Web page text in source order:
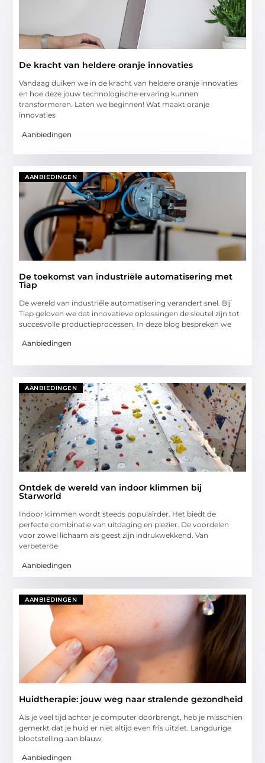
De kracht van heldere oranje innovaties
Vandaag duiken we in de kracht van heldere oranje innovaties
en hoe deze jouw technologische ervaring kunnen
transformeren. Laten we beginnen! Wat maakt oranje
innovaties
Aanbiedingen
AANBIEDINGEN
De toekomst van industriële automatisering met
Tiap
De wereld van industriële automatisering verandert snel. Bij
Tiap geloven we dat innovatieve oplossingen de sleutel zijn tot
succesvolle productieprocessen. In deze blog bespreken we
Aanbiedingen
AANBIEDINGEN
Ontdek de wereld van indoor klimmen bij
Starworld
Indoor klimmen wordt steeds populairder. Het biedt de
perfecte combinatie van uitdaging en plezier. De voordelen
voor zowel lichaam als geest zijn indrukwekkend. Van
verbeterde
Aanbiedingen
AANBIEDINGEN
Huidtherapie: jouw weg naar stralende gezondheid
Als je veel tijd achter je computer doorbrengt, heb je misschien
gemerkt dat je huid er niet altijd even fris uitziet. Langdurige
blootstelling aan blauw
Aanbiedingen